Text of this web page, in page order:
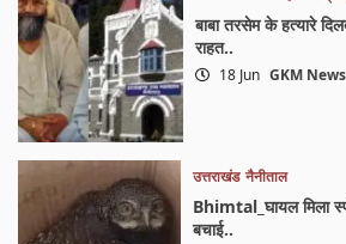
बाबा तरसेम के हत्यारे
राहत..
18 Jun GKM News
उत्तराखंड नैनीताल
Bhimtal_घायल मिला
बचाई..